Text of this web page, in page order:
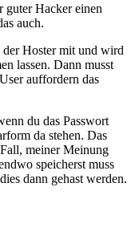
guter Hacker einen
auch.
der Hoster mit und wird
lassen. Dann musst
auffordern das
du das Passwort
da stehen. Das
meiner Meinung
speicherst muss
dann gehast werden.